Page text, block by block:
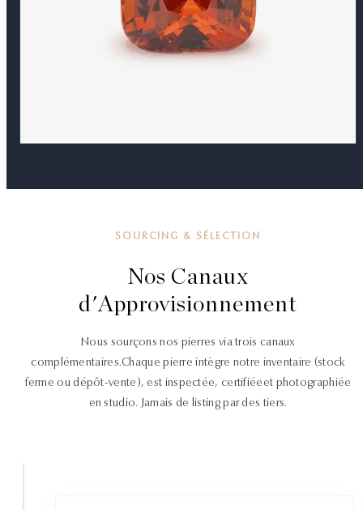
SOURCING & SÉLECTION
Nos Canaux
d'Approvisionnement
Nous sourçons nos pierres via trois canaux
complémentaires.Chaque pierre intègre notre inventaire (stock
ferme ou dépôt-vente), est inspectée, certifiée et photographiée
en studio. Jamais de listing par des tiers.